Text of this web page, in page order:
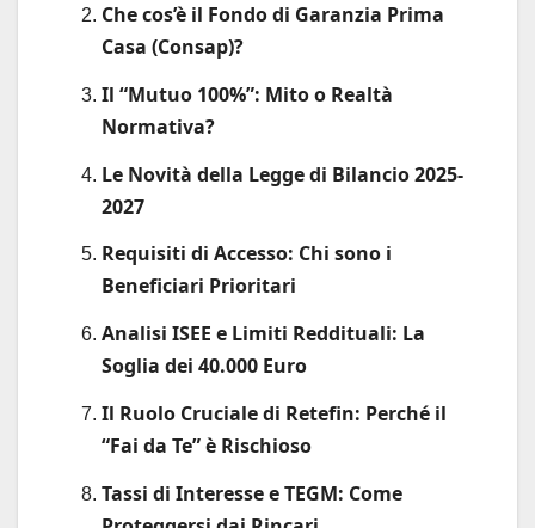
Che cos’è il Fondo di Garanzia Prima
Casa (Consap)?
Il “Mutuo 100%”: Mito o Realtà
Normativa?
Le Novità della Legge di Bilancio 2025-
2027
Requisiti di Accesso: Chi sono i
Beneficiari Prioritari
Analisi ISEE e Limiti Reddituali: La
Soglia dei 40.000 Euro
Il Ruolo Cruciale di Retefin: Perché il
“Fai da Te” è Rischioso
Tassi di Interesse e TEGM: Come